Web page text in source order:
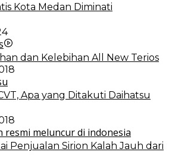
Kota Medan Diminati
dan Kelebihan All New Terios
Apa yang Ditakuti Daihatsu
Penjualan Sirion Kalah Jauh dari